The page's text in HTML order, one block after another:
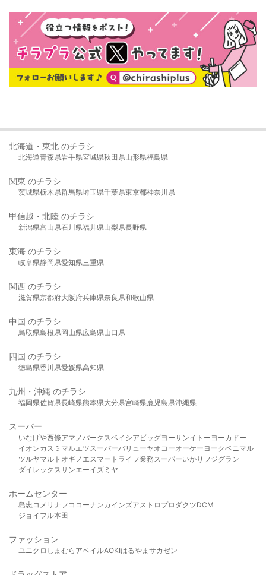
北海道・東北 のチラシ
北海道青森県岩手県宮城県秋田県山形県福島県
関東 のチラシ
茨城県栃木県群馬県埼玉県千葉県東京都神奈川県
甲信越・北陸 のチラシ
新潟県富山県石川県福井県山梨県長野県
東海 のチラシ
岐阜県静岡県愛知県三重県
関西 のチラシ
滋賀県京都府大阪府兵庫県奈良県和歌山県
中国 のチラシ
鳥取県島根県岡山県広島県山口県
四国 のチラシ
徳島県香川県愛媛県高知県
九州・沖縄 のチラシ
福岡県佐賀県長崎県熊本県大分県宮崎県鹿児島県沖縄県
スーパー
いなげや西條アマノパークスベイシア ビッグヨーサンイトーヨーカドー
イオンカスミ マルエツスーパーバリューヤオコーオーケー ヨークベニマル
ツルヤマルト オギノ エスマート ライフ業務スーパーいかり フジグラン
ダイレックスサンエーイズミヤ
ホームセンター
島忠 コメリ ナフコ コーナンカインズアストロプロダクツDCM
ジョイフル本田
ファッション
ユニクロ しまむら アベイルAOKIはるやま サカゼン